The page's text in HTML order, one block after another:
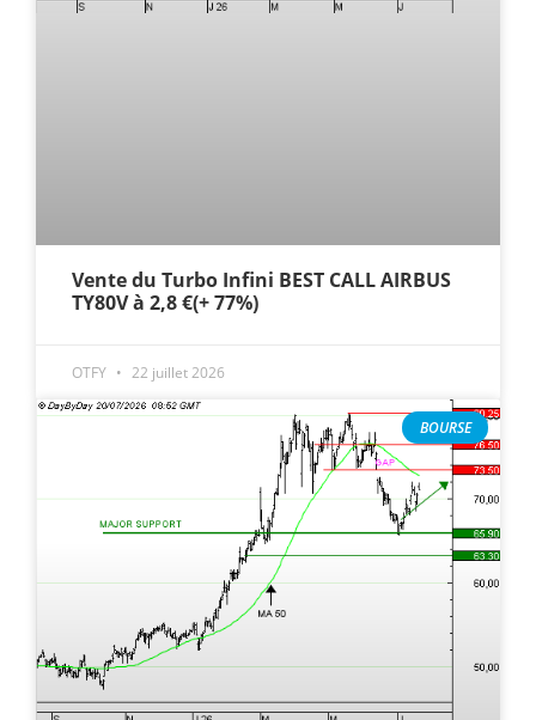
Vente du Turbo Infini BEST CALL AIRBUS
TY80V à 2,8 €(+ 77%)
OTFY 22 juillet 2026
BOURSE